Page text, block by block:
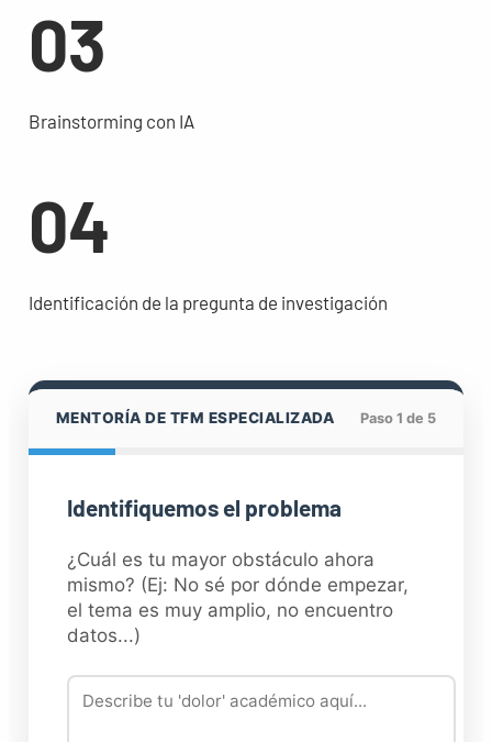
03
Brainstorming con IA
04
Identificación de la pregunta de investigación
MENTORÍA DE TFM ESPECIALIZADA Paso 1 de 5
Identifiquemos el problema
¿Cuál es tu mayor obstáculo ahora
mismo? (Ej: No sé por dónde empezar,
el tema es muy amplio, no encuentro
datos...)